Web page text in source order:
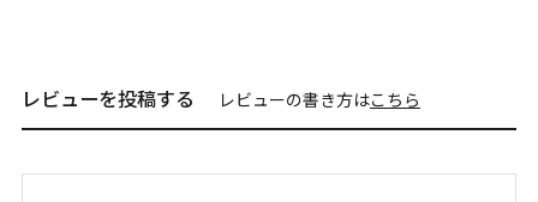
レビューを投稿する レビューの書き方はこちら